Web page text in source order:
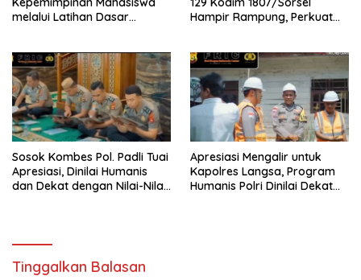
melalui Latihan Dasar
Hampir Rampung, Perkuat
Sesor
Sosok Kombes Pol. Padli Tuai
Apresiasi, Dinilai Humanis
dan Dekat dengan Nilai-Nilai
Apresiasi Mengalir untuk
Kapolres Langsa, Program
Humanis Polri Dinilai Dekat
Tinggalkan Balasan